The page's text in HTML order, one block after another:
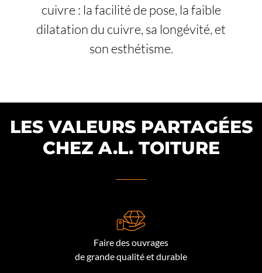
cuivre : la facilité de pose, la faible
dilatation du cuivre, sa longévité, et
son esthétisme.
LES VALEURS PARTAGÉES
CHEZ A.L. TOITURE
Faire des ouvrages
de grande qualité et durable